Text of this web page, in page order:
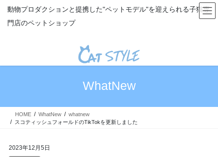
ス
ン
動物プロダクションと提携した"ペットモデル"を迎えられる子猫専
門店のペットショップ
WhatNew
HOME WhatNew
whatnew
スコティッシュフォールドのTikTokを更新しました
2023年12月5日